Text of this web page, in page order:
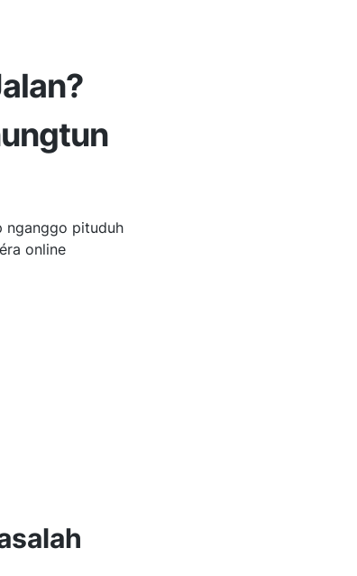
nganggo pituduh
online